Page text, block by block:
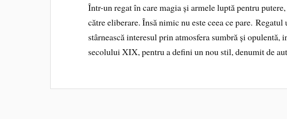
Într-un regat în care magia și armele luptă pentru
către eliberare. Însă nimic nu este ceea ce pare.
stârnească interesul prin atmosfera sumbră și opulentă,
secolului XIX, pentru a defini un nou stil, denumit de